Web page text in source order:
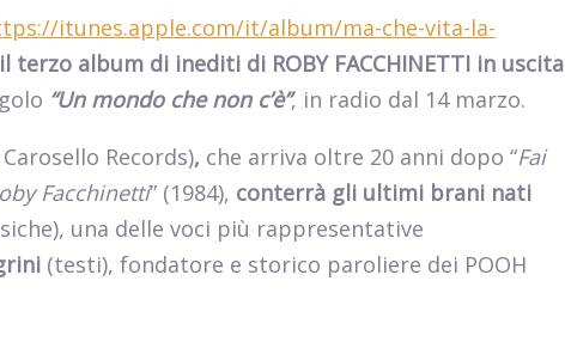
itunes.apple.com/it/album/ma-che-vita-la-
terzo album di inediti di ROBY FACCHINETTI in uscita
“Un mondo che non c’è”, in radio dal 14 marzo.
Records), che arriva oltre 20 anni dopo “Fai
Facchinetti” (1984), conterrà gli ultimi brani nati
una delle voci più rappresentative
(testi), fondatore e storico paroliere dei POOH